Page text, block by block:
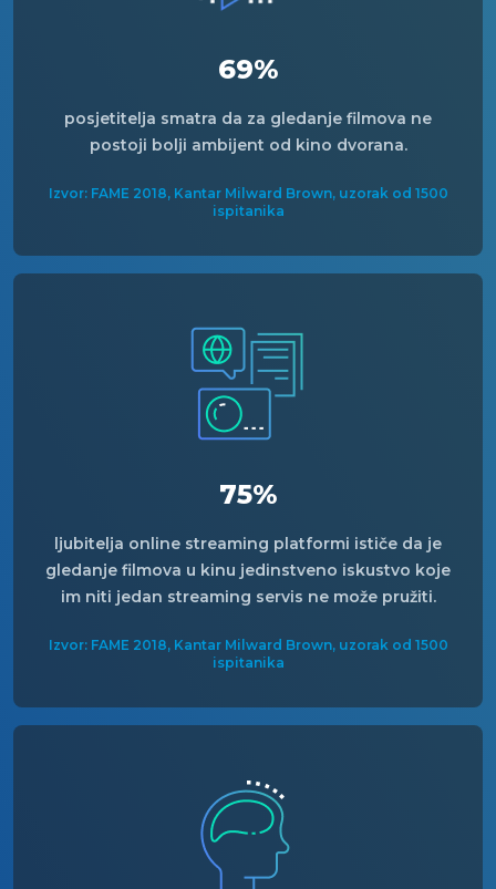
69%
posjetitelja smatra da za gledanje filmova ne
postoji bolji ambijent od kino dvorana.
Izvor: FAME 2018, Kantar Milward Brown, uzorak od 1500
ispitanika
75%
ljubitelja online streaming platformi ističe da je
gledanje filmova u kinu jedinstveno iskustvo koje
im niti jedan streaming servis ne može pružiti.
Izvor: FAME 2018, Kantar Milward Brown, uzorak od 1500
ispitanika